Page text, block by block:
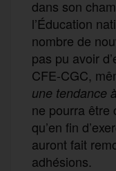
dans son
l’Éducation
nombre de
pas pu avoir
CFE-CGC,
une tendance
ne pourra être
qu’en fin
auront fait
adhésions.